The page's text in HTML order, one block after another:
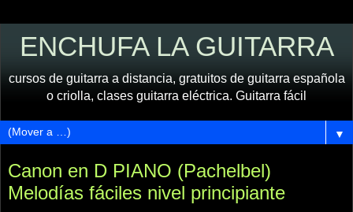
ENCHUFA LA GUITARRA
cursos de guitarra a distancia, gratuitos de guitarra española
o criolla, clases guitarra eléctrica. Guitarra fácil
▼
Canon en D PIANO (Pachelbel)
Melodías fáciles nivel principiante